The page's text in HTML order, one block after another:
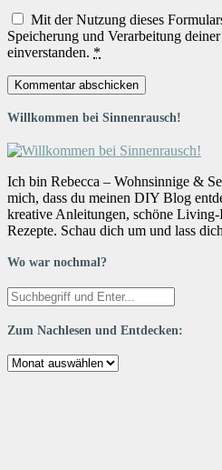
Mit der Nutzung dieses
Speicherung und Verarbeitung
einverstanden. *
Willkommen bei Sinnenrausch!
Ich bin Rebecca – Wohnsinnige &
mich, dass du meinen DIY Blog
kreative Anleitungen, schöne
Rezepte. Schau dich um und lass
Wo war nochmal?
Zum Nachlesen und Entdecken:
Zum